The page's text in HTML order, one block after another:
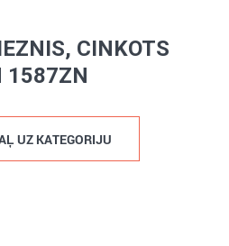
CINKOTS
1587ZN
UZ KATEGORIJU